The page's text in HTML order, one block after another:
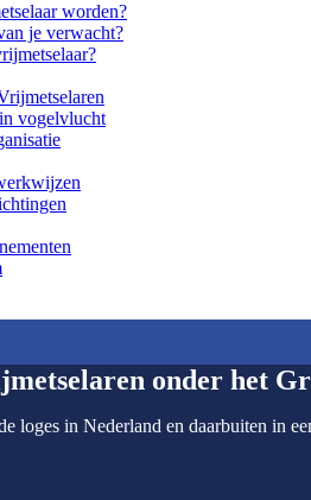
worden?
je verwacht?
vogelvlucht
onder het
loges in Nederland en daarbuiten in